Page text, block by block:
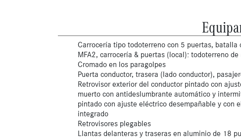
Carrocería tipo todoterreno con 5 puertas,
MFA2, carrocería & puertas (local): todoterreno
Cromado en los paragolpes
Puerta conductor, trasera (lado conductor),
Retrovisor exterior del conductor pintado con
muerto con antideslumbrante automático y
pintado con ajuste eléctrico desempañable y con
integrado
Retrovisores plegables
Llantas delanteras y traseras en aluminio de 18